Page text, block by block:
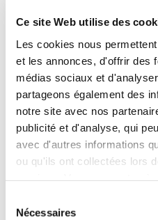
Ce site Web utilise des
Les cookies nous
et les annonces, d'offrir des
médias sociaux et
partageons également des
notre site avec nos
publicité et d'analyse, qui
avec d'autres informations
ou qu'ils ont collectées lors
Nécessaires
INTERNATIONAL
Guerre au Moyen-
Charles de Gaulle est
Méditerranée orientale
Face à l’escalade au Moyen-
ordonné le redéploiement du
des missions défensives, sans